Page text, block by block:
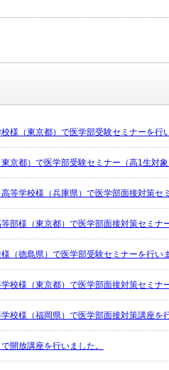
様（東京都）で医学部受験セミナーを行
京都）で医学部受験セミナー（高1生対象
等学校様（兵庫県）で医学部面接対策セ
部様（東京都）で医学部面接対策セミナ
（徳島県）で医学部受験セミナーを行い
校様（東京都）で医学部面接対策セミナ
校様（福岡県）で医学部面接対策講座を
開放講座を行いました。